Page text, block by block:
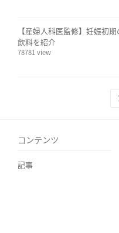
【産婦人科医監修】妊娠初
飲料を紹介
78781 view
コンテンツ
記事